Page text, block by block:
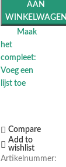
AAN
WINKELWAGEN
Maak
het
compleet:
Voeg een
lijst toe
Compare
Add to
wishlist
Artikelnummer: